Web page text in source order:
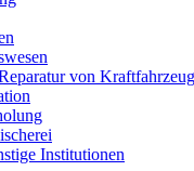
von
Institutionen